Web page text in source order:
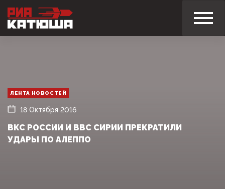
ЛЕНТА НОВОСТЕЙ
18 Октября 2016
ВКС РОССИИ И ВВС СИРИИ ПРЕКРАТИЛИ
УДАРЫ ПО АЛЕППО